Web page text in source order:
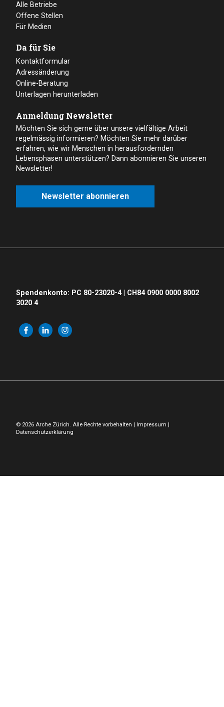
Alle Betriebe
Offene Stellen
Für Medien
Da für Sie
Kontaktformular
Adressänderung
Online-Beratung
Unterlagen herunterladen
Anmeldung Newsletter
Möchten Sie sich gerne über unsere vielfältige Arbeit
regelmässig informieren? Möchten Sie mehr darüber
erfahren, wie wir Menschen in herausfordernden
Lebensphasen unterstützen? Dann abonnieren Sie unseren
Newsletter!
Newsletter abonnieren
Spendenkonto: PC 80-23020-4 | CH84 0900 0000 8002
3020 4
© 2026 Arche Zürich. Alle Rechte vorbehalten | Impressum |
Datenschutzerklärung